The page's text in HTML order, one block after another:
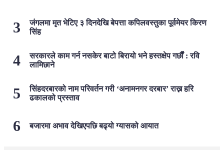
जंगलमा मृत भेटिए ३ दिनदेखि बेपत्ता कपिलवस्तुका पूर्वमेयर किरण
सिंह
सरकारले काम गर्न नसकेर बाटो बिरायो भने हस्तक्षेप गर्छौं : रवि
लामिछाने
सिंहदरबारको नाम परिवर्तन गरी ‘अनामनगर दरबार’ राख्न हरि
ढकालको प्रस्ताव
बजारमा अभाव देखिएपछि बढ्यो ग्यासको आयात